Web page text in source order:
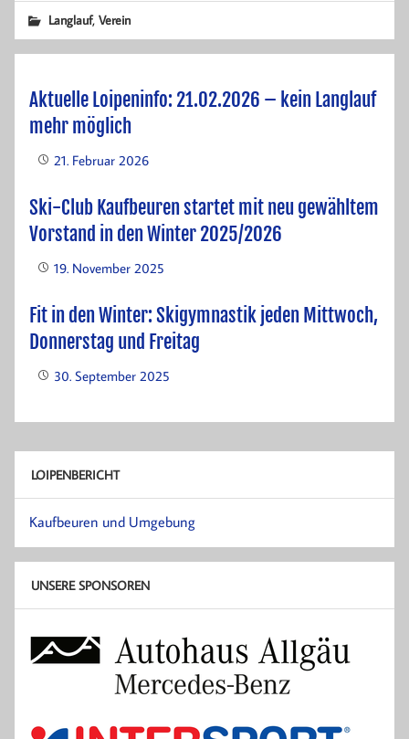
Langlauf,Verein
Aktuelle Loipeninfo: 21.02.2026 – kein Langlauf
mehr möglich
21. Februar 2026
Ski-Club Kaufbeuren startet mit neu gewähltem
Vorstand in den Winter 2025/2026
19. November 2025
Fit in den Winter: Skigymnastik jeden Mittwoch,
Donnerstag und Freitag
30. September 2025
LOIPENBERICHT
Kaufbeuren und Umgebung
UNSERE SPONSOREN